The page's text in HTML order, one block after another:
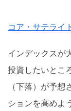
コア・サテライ
インデックスが
投資したいとこ
（下落）が予
ションを高めよ